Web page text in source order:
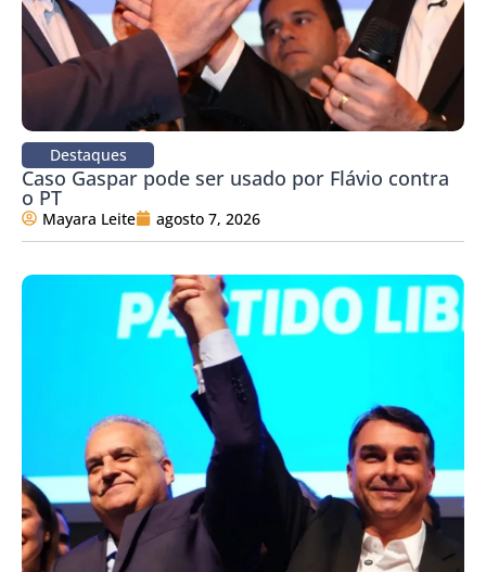
Destaques
Caso Gaspar pode ser usado por Flávio contra
o PT
Mayara Leite agosto 7, 2026